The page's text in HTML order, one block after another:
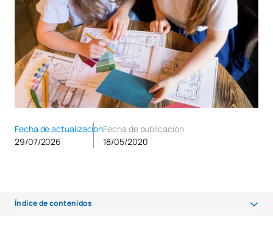
Fecha de actualización
29/07/2026
Fecha de publicación
18/05/2020
Índice de contenidos